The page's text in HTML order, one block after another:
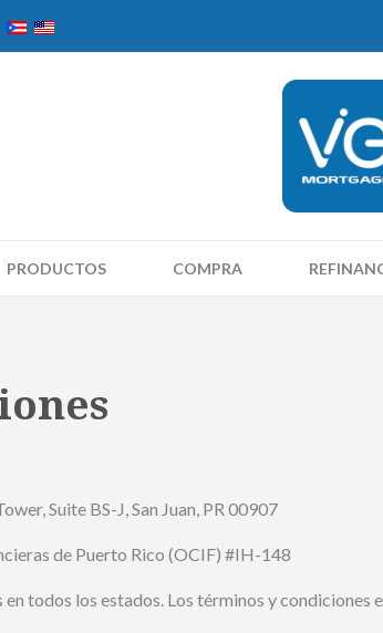
PRODUCTOS COMPRA
Suite BS-J, San Juan, PR 00907
de Puerto Rico (OCIF) #IH-148
todos los estados. Los términos y condiciones